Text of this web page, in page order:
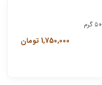
1,750,000 تومان